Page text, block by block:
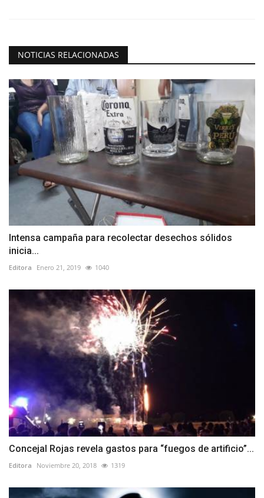
NOTICIAS RELACIONADAS
Intensa campaña para recolectar desechos sólidos
inicia...
Editora Enero 21, 2019 1040
Concejal Rojas revela gastos para “fuegos de artificio”...
Editora Noviembre 20, 2018 1319